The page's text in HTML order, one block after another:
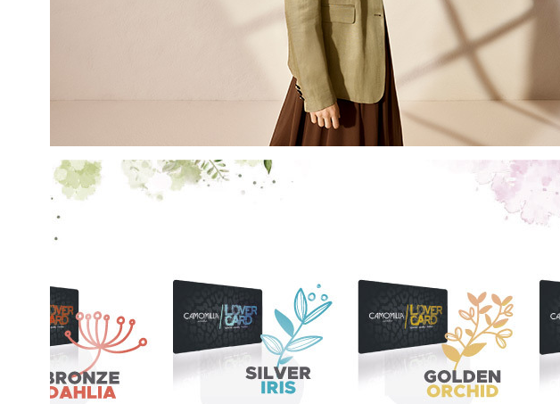
Con la creazione del tuo profilo, confermi di aver letto e
compreso la nostra Privacy Policy e il nostro Regolamento
My Lovely Garden e di essere maggiorenne.
QUESTO SITO È PROTETTO DA RECAPTCHA E SI APPLICANO LE NORME SULLA
PRIVACYETERMINI DI SERVIZIOGOOGLE.